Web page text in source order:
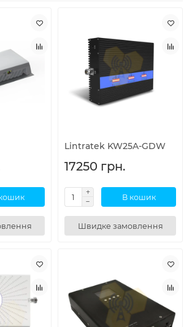
Lintratek KW25A-GDW
17250 грн.
В кошик
Швидке замовлення